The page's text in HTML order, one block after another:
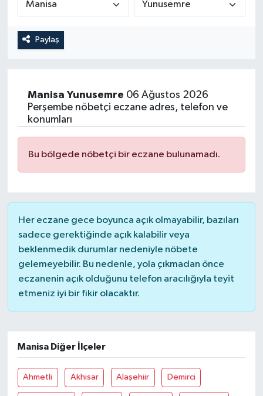
Paylaş
Manisa Yunusemre 06 Ağustos 2026
Perşembe nöbetçi eczane adres, telefon ve
konumları
Bu bölgede nöbetçi bir eczane bulunamadı.
Her eczane gece boyunca açık olmayabilir, bazıları
sadece gerektiğinde açık kalabilir veya
beklenmedik durumlar nedeniyle nöbete
gelemeyebilir. Bu nedenle, yola çıkmadan önce
eczanenin açık olduğunu telefon aracılığıyla teyit
etmeniz iyi bir fikir olacaktır.
Manisa Diğer İlçeler
Ahmetli Akhisar Alaşehiir Demirci
Duyurular
Teknoloji
Akhisar Emlak
Ülke
Etiketler
Tarım-Gıda
Röportaj
Dünya
Yaşam
Kadın
Teknoloji
Yerel Haber
Akhisar Emlak
Etiketler